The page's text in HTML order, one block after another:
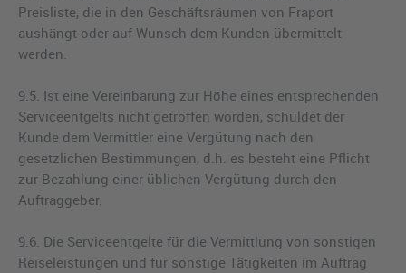
Preisliste, die in den Geschäftsräumen von Fraport
aushängt oder auf Wunsch dem Kunden übermittelt
werden.
9.5. Ist eine Vereinbarung zur Höhe eines entsprechenden
Serviceentgelts nicht getroffen worden, schuldet der
Kunde dem Vermittler eine Vergütung nach den
gesetzlichen Bestimmungen, d.h. es besteht eine Pflicht
zur Bezahlung einer üblichen Vergütung durch den
Auftraggeber.
9.6. Die Serviceentgelte für die Vermittlung von sonstigen
Reiseleistungen und für sonstige Tätigkeiten im Auftrag